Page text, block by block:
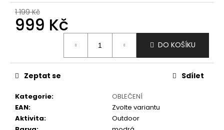
1 199 Kč
999 Kč
DO KOŠÍKU
Kategorie:
OBLEČENÍ
EAN:
Zvolte variantu
Aktivita:
Outdoor
Zeptat se Sdílet
e
m